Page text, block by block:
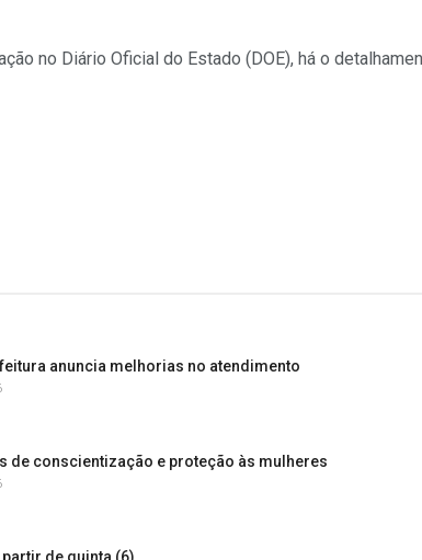
no Diário Oficial do Estado (DOE), há o
anuncia melhorias no atendimento
de conscientização e proteção às mulheres
de quinta (6)